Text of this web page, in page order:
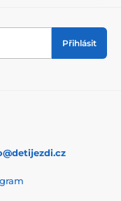
zabezpečena
Přihlásit